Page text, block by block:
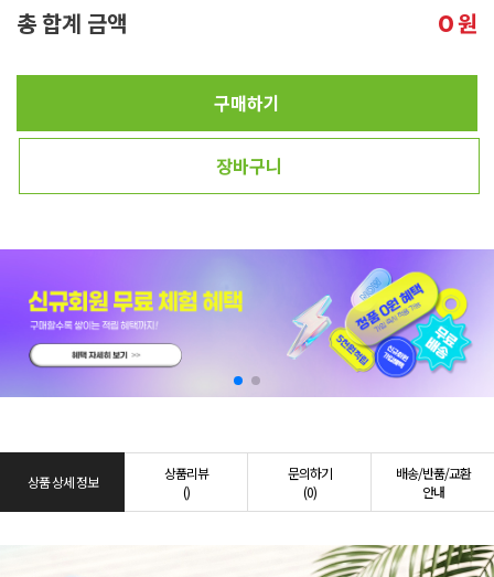
총 합계 금액 0원
구매하기
장바구니
상품 상세 정보
상품리뷰
()
문의하기
(0)
배송/반품/교환
안내